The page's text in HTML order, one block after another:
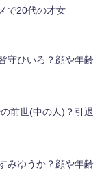
で20代の才女
守ひいろ？顔や年齢
前世(中の人)？引退
みゆうか？顔や年齢